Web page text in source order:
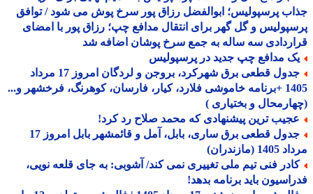
پرسپولیس؛ ابوالفضل رزاق پور سرخ پوش می شود / توافق
و گل گهر برای انتقال مدافع چپ؛ رزاق پور با امضای
سه ساله به جمع سرخ پوشان اضافه شد
مدافع چپ جدید در پرسپولیس
جدول قطعی برق شهرکرد، بروجن و لردگان امروز 17 مرداد
1405 +برنامه خاموشی فلارد، کیار، فارسان، کوهرنگ، فرخشهر و...
و بختیاری )
ترین پیشنهادی که محمد صلاح رد کرد!
جدول قطعی برق ساری، بابل، آمل و قائمشهر بابل امروز 17
(مازندران)
فنی تیم ملی تغییری نمی کند/ آشوبی: به جای قلعه نویی،
باید برنامه بدهد!